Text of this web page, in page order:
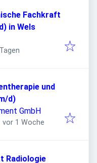
Fachkraft
in Wels
und
d)
GmbH
Veröffentlicht
vor 1 Woche
Radiologie